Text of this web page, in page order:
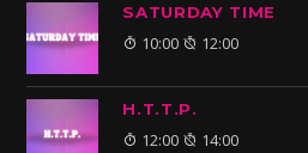
SATURDAY TIME
10:00 12:00
H.T.T.P.
12:00 14:00